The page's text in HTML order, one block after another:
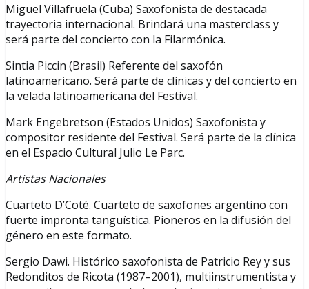
Miguel Villafruela (Cuba) Saxofonista de destacada
trayectoria internacional. Brindará una masterclass y
será parte del concierto con la Filarmónica.
Sintia Piccin (Brasil) Referente del saxofón
latinoamericano. Será parte de clínicas y del concierto en
la velada latinoamericana del Festival.
Mark Engebretson (Estados Unidos) Saxofonista y
compositor residente del Festival. Será parte de la clínica
en el Espacio Cultural Julio Le Parc.
Artistas Nacionales
Cuarteto D’Coté. Cuarteto de saxofones argentino con
fuerte impronta tanguística. Pioneros en la difusión del
género en este formato.
Sergio Dawi. Histórico saxofonista de Patricio Rey y sus
Redonditos de Ricota (1987–2001), multiinstrumentista y